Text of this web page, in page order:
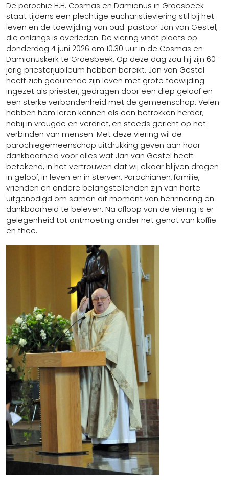
De parochie H.H. Cosmas en Damianus in Groesbeek
staat tijdens een plechtige eucharistieviering stil bij het
leven en de toewijding van oud-pastoor Jan van Gestel,
die onlangs is overleden. De viering vindt plaats op
donderdag 4 juni 2026 om 10.30 uur in de Cosmas en
Damianuskerk te Groesbeek. Op deze dag zou hij zijn 60-
jarig priesterjubileum hebben bereikt. Jan van Gestel
heeft zich gedurende zijn leven met grote toewijding
ingezet als priester, gedragen door een diep geloof en
een sterke verbondenheid met de gemeenschap. Velen
hebben hem leren kennen als een betrokken herder,
nabij in vreugde en verdriet, en steeds gericht op het
verbinden van mensen. Met deze viering wil de
parochiegemeenschap uitdrukking geven aan haar
dankbaarheid voor alles wat Jan van Gestel heeft
betekend, in het vertrouwen dat wij elkaar blijven dragen
in geloof, in leven en in sterven. Parochianen, familie,
vrienden en andere belangstellenden zijn van harte
uitgenodigd om samen dit moment van herinnering en
dankbaarheid te beleven. Na afloop van de viering is er
gelegenheid tot ontmoeting onder het genot van koffie
en thee.